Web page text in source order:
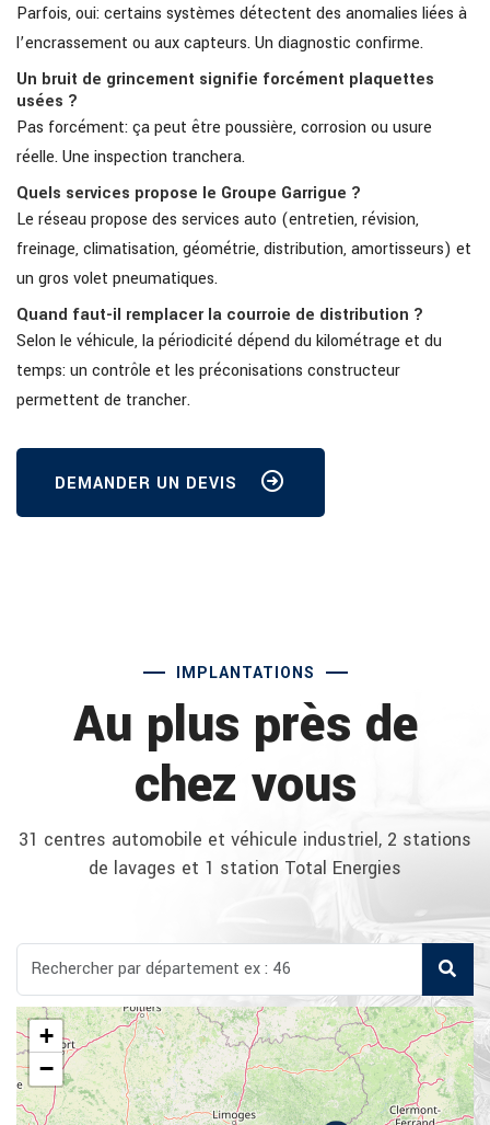
Parfois, oui: certains systèmes détectent des anomalies liées à
l’encrassement ou aux capteurs. Un diagnostic confirme.
Un bruit de grincement signifie forcément plaquettes
usées ?
Pas forcément: ça peut être poussière, corrosion ou usure
réelle. Une inspection tranchera.
Quels services propose le Groupe Garrigue ?
Le réseau propose des services auto (entretien, révision,
freinage, climatisation, géométrie, distribution, amortisseurs) et
un gros volet pneumatiques.
Quand faut-il remplacer la courroie de distribution ?
Selon le véhicule, la périodicité dépend du kilométrage et du
temps: un contrôle et les préconisations constructeur
permettent de trancher.
DEMANDER UN DEVIS
IMPLANTATIONS
Au plus près de
chez vous
31 centres automobile et véhicule industriel, 2 stations
de lavages et 1 station Total Energies
+
−